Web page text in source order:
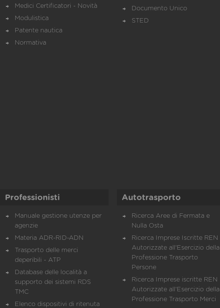
Medici Certificatori - Novità
Modulistica
Patente nautica
Normativa
Documento Unico
STED
Professionisti
Manuale gestione utenze per
agenzie
Materia ADR-RID-ADN
Trasporto delle merci
deperibili - ATP
Database delle località a
supporto dei sistemi RDS
TMC
Elenco dispositivi di ritenuta
Autotrasporto
Ricerca Aree di Fermata e
Nulla Osta
Ricerca Imprese Iscritte REN
Autorizzate all'Esercizio della
Professione Trasporto
Persone
Ricerca Imprese iscritte REN
Autorizzate all'Esercizio della
Professione Trasporto Merci